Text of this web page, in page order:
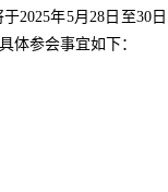
2025年5月28日至30日
体参会事宜如下：